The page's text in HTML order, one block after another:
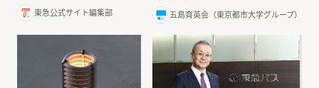
東急公式サイト編集部 五島育英会（東京都市大学グループ）